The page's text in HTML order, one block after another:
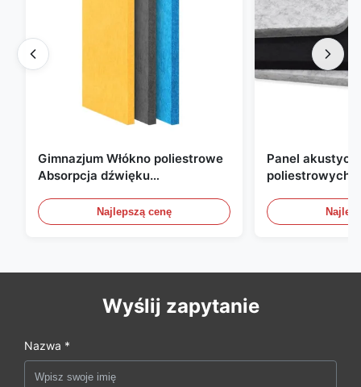
Gimnazjum Włókno poliestrowe
Absorpcja dźwięku
projektemNajlepszą cenę
Panel
poliestrowych
do biura, domu
Wyślij zapytanie
Nazwa *